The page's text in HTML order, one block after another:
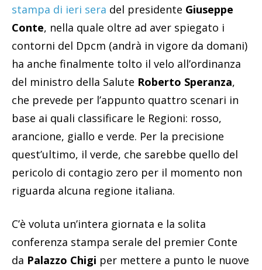
stampa di ieri sera del presidente Giuseppe
Conte, nella quale oltre ad aver spiegato i
contorni del Dpcm (andrà in vigore da domani)
ha anche finalmente tolto il velo all’ordinanza
del ministro della Salute Roberto Speranza,
che prevede per l’appunto quattro scenari in
base ai quali classificare le Regioni: rosso,
arancione, giallo e verde. Per la precisione
quest’ultimo, il verde, che sarebbe quello del
pericolo di contagio zero per il momento non
riguarda alcuna regione italiana.
C’è voluta un’intera giornata e la solita
conferenza stampa serale del premier Conte
da Palazzo Chigi per mettere a punto le nuove